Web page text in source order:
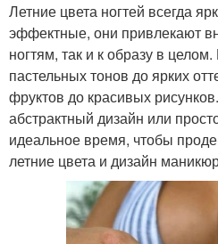
Летние цвета ногтей всегда
эффектные, они привлекают
ногтям, так и к образу в
пастельных тонов до ярких
фруктов до красивых
абстрактный дизайн или
идеальное время, чтобы
летние цвета и дизайн